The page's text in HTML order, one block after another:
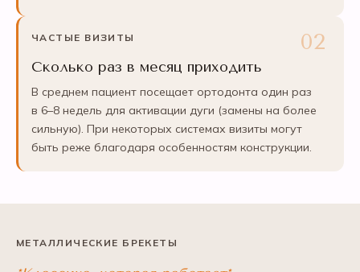
ЧАСТЫЕ ВИЗИТЫ
Сколько раз в месяц приходить
В среднем пациент посещает ортодонта один раз
в 6–8 недель для активации дуги (замены на более
сильную). При некоторых системах визиты могут
быть реже благодаря особенностям конструкции.
МЕТАЛЛИЧЕСКИЕ БРЕКЕТЫ